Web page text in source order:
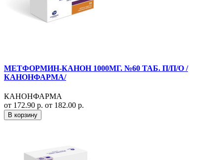
МЕТФОРМИН-КАНОН 1000МГ. №60 ТАБ. П/П/О /
КАНОНФАРМА/
КАНОНФАРМА
от 172.90 р. от 182.00 р.
В корзину